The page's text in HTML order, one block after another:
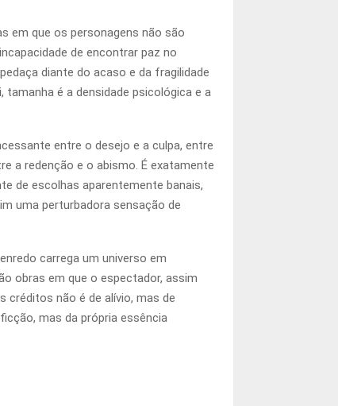
em que os personagens não são
de encontrar paz no
diante do acaso e da fragilidade
é a densidade psicológica e a
entre o desejo e a culpa, entre
a redenção e o abismo. É exatamente
de escolhas aparentemente banais,
uma perturbadora sensação de
carrega um universo em
obras em que o espectador, assim
créditos não é de alívio, mas de
mas da própria essência